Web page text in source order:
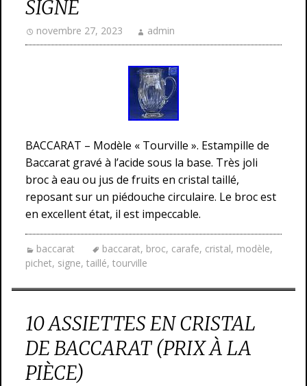
SIGNÉ
novembre 27, 2023 admin
BACCARAT – Modèle « Tourville ». Estampille de
Baccarat gravé à l’acide sous la base. Très joli
broc à eau ou jus de fruits en cristal taillé,
reposant sur un piédouche circulaire. Le broc est
en excellent état, il est impeccable.
baccarat baccarat, broc, carafe, cristal, modèle,
pichet, signe, taillé, tourville
10 ASSIETTES EN CRISTAL
DE BACCARAT (PRIX À LA
PIÈCE)